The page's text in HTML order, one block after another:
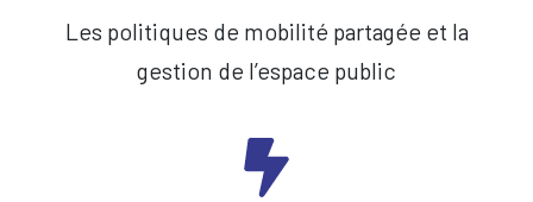
Les politiques de mobilité partagée et la
gestion de l’espace public